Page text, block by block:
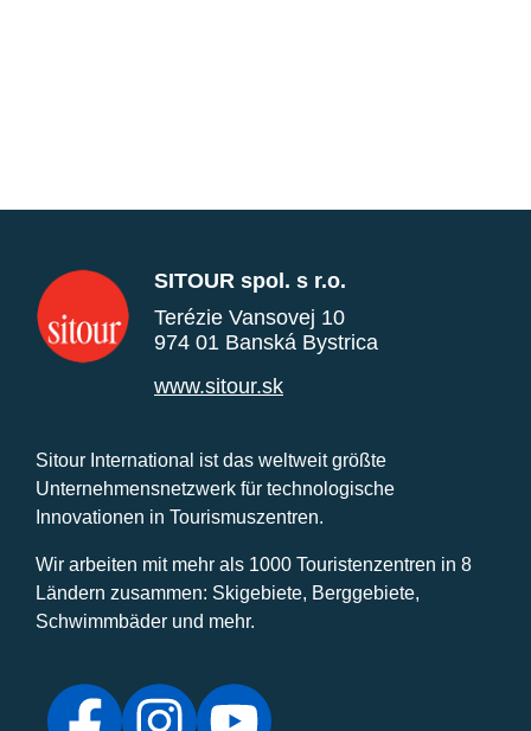
SITOUR spol. s r.o.
Terézie Vansovej 10
974 01 Banská Bystrica
www.sitour.sk
Sitour International ist das weltweit größte
Unternehmensnetzwerk für technologische
Innovationen in Tourismuszentren.
Wir arbeiten mit mehr als 1000 Touristenzentren in 8
Ländern zusammen: Skigebiete, Berggebiete,
Schwimmbäder und mehr.